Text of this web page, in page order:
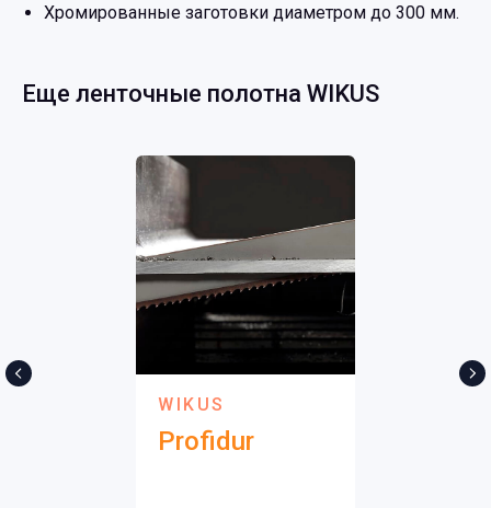
Хромированные заготовки диаметром до 300 мм.
Еще ленточные полотна WIKUS
WIKUS
Profidur